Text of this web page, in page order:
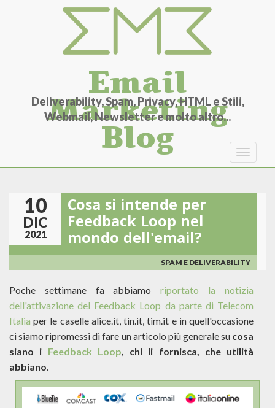
Email
Marketing
Blog
Deliverability, Spam, Privacy, HTML e Stili,
Webmail, Newsletter e molto altro...
Toggle
10
DIC
2021
Cosa si intende per
Feedback Loop nel
mondo dell'email?
SPAM E DELIVERABILITY
Poche settimane fa abbiamoriportato la notizia
dell'attivazione del Feedback Loop da parte di Telecom
Italia per le caselle alice.it, tin.it, tim.it e in quell'occasione
ci siamo ripromessi di fare un articolo più generale su cosa
siano i Feedback Loop, chi li fornisca, che utilità
abbiano.